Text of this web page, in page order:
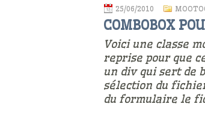
25/06/2010
COMBOBOX
Voici une classe
reprise pour que
un div qui sert de
sélection du
du formulaire le